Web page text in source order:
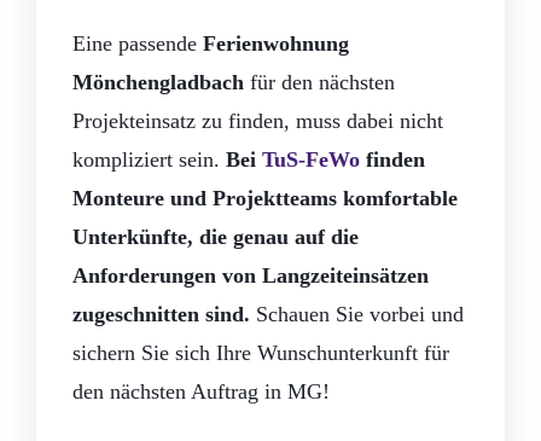
Eine passende Ferienwohnung
Mönchengladbach für den nächsten
Projekteinsatz zu finden, muss dabei nicht
kompliziert sein. Bei TuS-FeWo finden
Monteure und Projektteams komfortable
Unterkünfte, die genau auf die
Anforderungen von Langzeiteinsätzen
zugeschnitten sind. Schauen Sie vorbei und
sichern Sie sich Ihre Wunschunterkunft für
den nächsten Auftrag in MG!